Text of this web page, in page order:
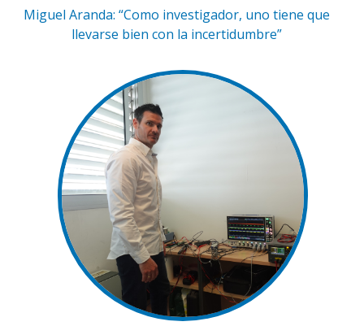
Miguel Aranda: “Como investigador, uno tiene que
llevarse bien con la incertidumbre”